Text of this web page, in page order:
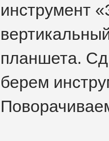
инструмент
планшета.
берем